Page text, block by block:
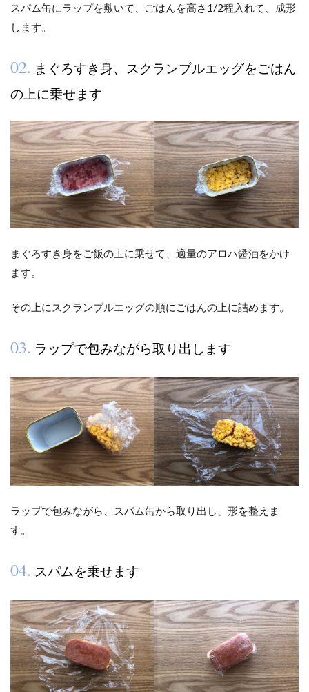
スパム缶にラップを敷いて、ごはんを高さ1/2程入れて、成形
します。
02. まぐろすき身、スクランブルエッグをごはん
の上に乗せます
まぐろすき身をご飯の上に乗せて、適量のアロハ醤油をかけ
ます。
その上にスクランブルエッグの順にごはんの上に詰めます。
03. ラップで包みながら取り出します
ラップで包みながら、スパム缶から取り出し、形を整えま
す。
04. スパムを乗せます